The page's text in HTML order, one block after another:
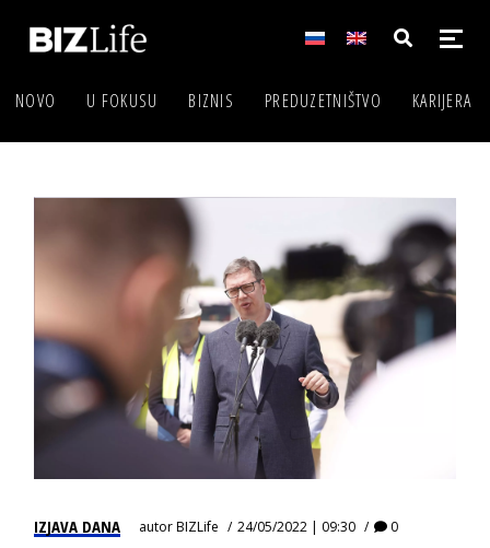
NOVO U FOKUSU BIZNIS PREDUZETNIŠTVO KARIJERA
IZJAVA DANA autorBIZLife 24/05/2022 | 09:30 0